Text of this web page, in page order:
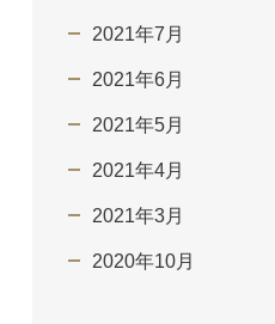
2021年7月
2021年6月
2021年5月
2021年4月
2021年3月
2020年10月